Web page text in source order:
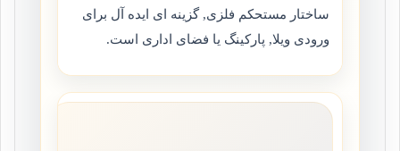
ساختار مستحکم فلزی, گزینه ای ایده آل برای
ورودی ویلا, پارکینگ یا فضای اداری است.